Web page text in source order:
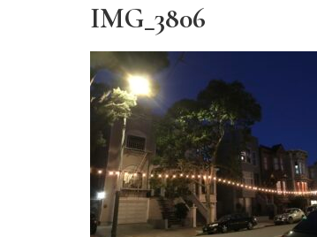
IMG_3806